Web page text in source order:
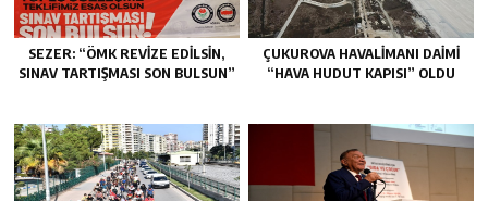
SEZER: “ÖMK REVİZE EDİLSİN,
SINAV TARTIŞMASI SON BULSUN”
ÇUKUROVA HAVALİMANI DAİMİ
“HAVA HUDUT KAPISI” OLDU